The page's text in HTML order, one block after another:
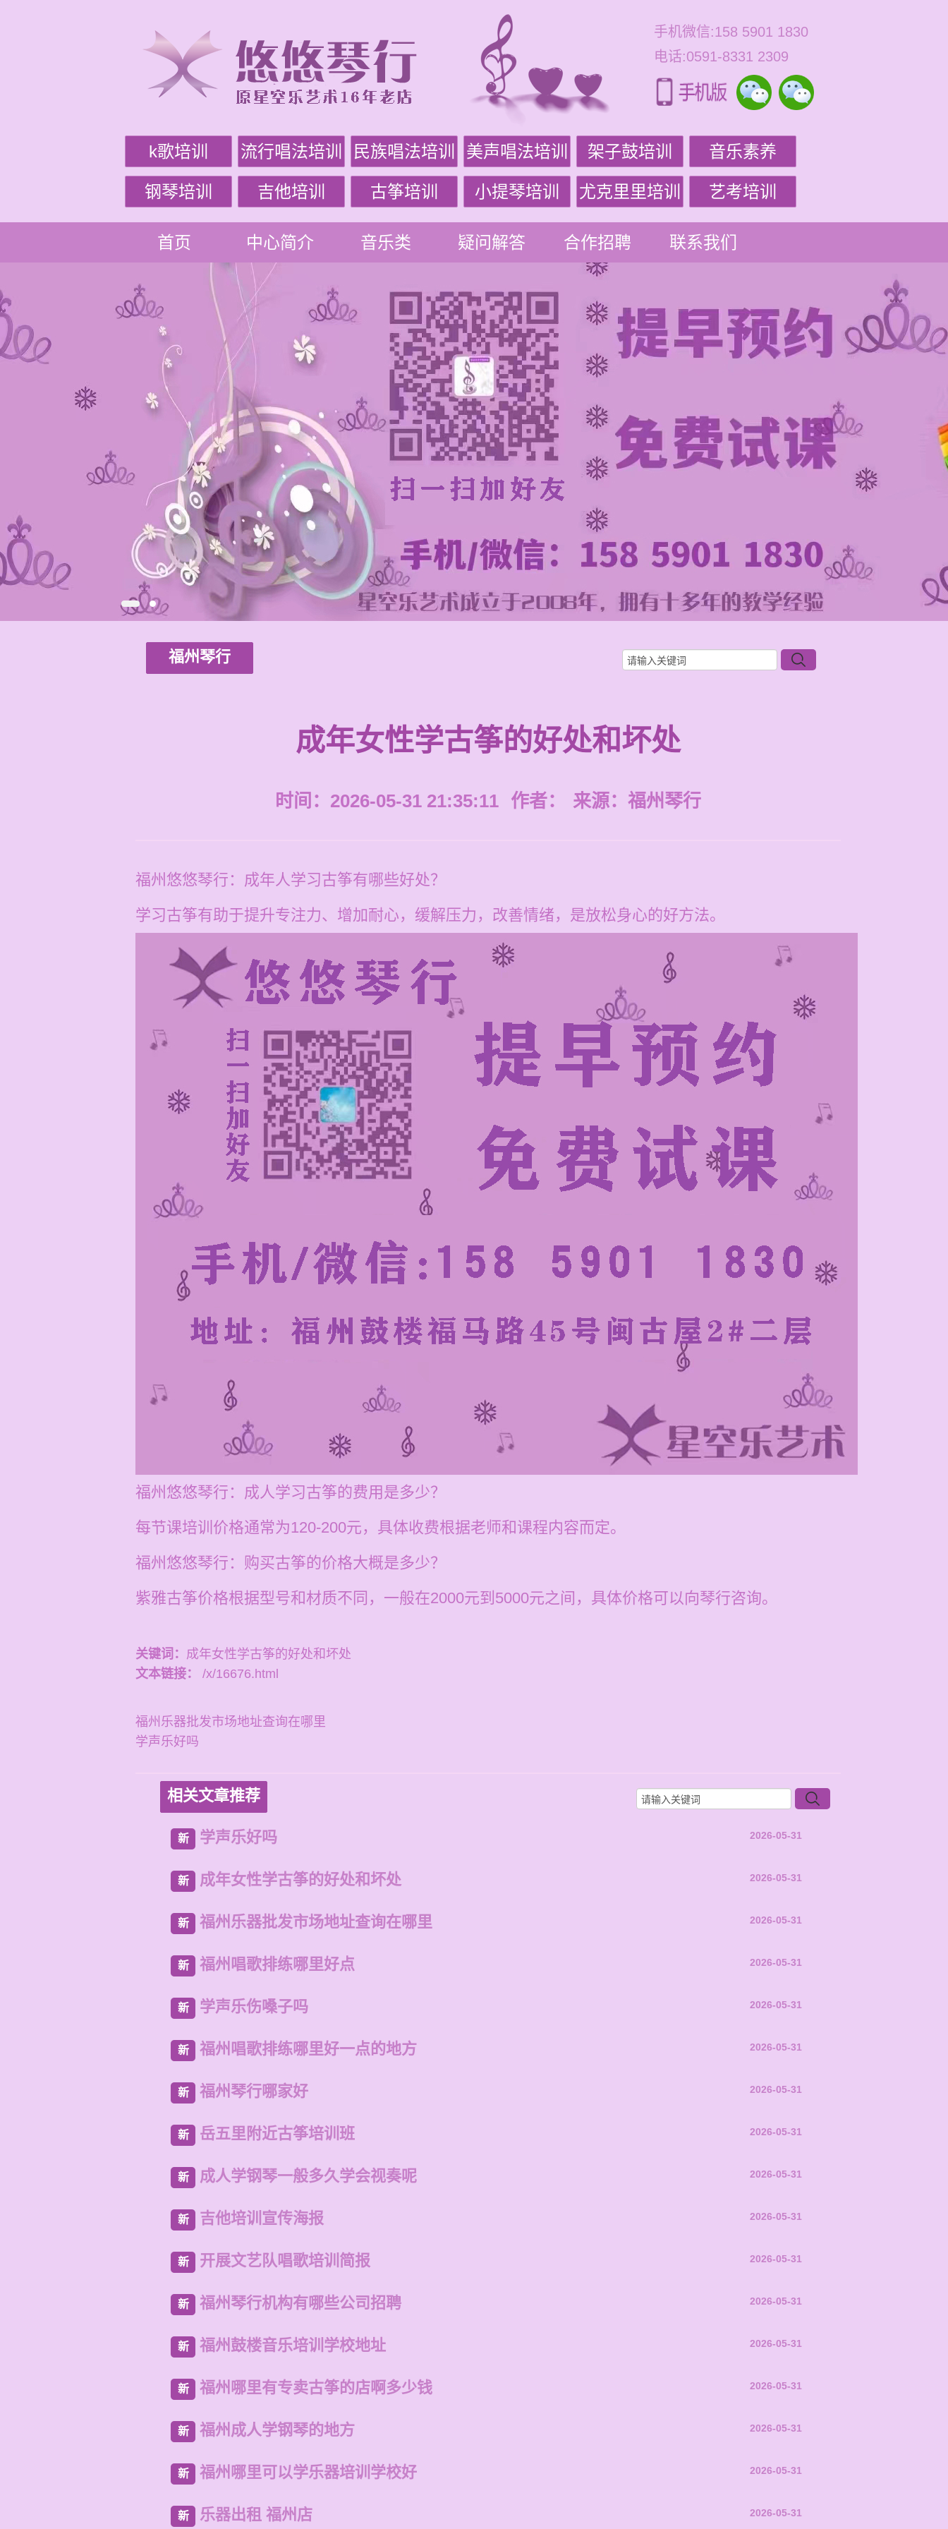
手机微信:158 5901 1830
电话:0591-8331 2309
k歌培训 流行唱法培训 民族唱法培训 美声唱法培训 架子鼓培训 音乐素养
钢琴培训 吉他培训 古筝培训 小提琴培训 尤克里里培训 艺考培训
首页 中心简介 音乐类 疑问解答 合作招聘 联系我们
福州琴行
成年女性学古筝的好处和坏处
时间：2026-05-31 21:35:11 作者： 来源： 福州琴行
福州悠悠琴行：成年人学习古筝有哪些好处？
学习古筝有助于提升专注力、增加耐心，缓解压力，改善情绪，是放松身心的好方法。
福州悠悠琴行：成人学习古筝的费用是多少？
每节课培训价格通常为120-200元，具体收费根据老师和课程内容而定。
福州悠悠琴行：购买古筝的价格大概是多少？
紫雅古筝价格根据型号和材质不同，一般在2000元到5000元之间，具体价格可以向琴行咨询。
关键词： 成年女性学古筝的好处和坏处
文本链接：
/x/16676.html
福州乐器批发市场地址查询在哪里
学声乐好吗
相关文章推荐
新 学声乐好吗 2026-05-31
新 成年女性学古筝的好处和坏处 2026-05-31
新 福州乐器批发市场地址查询在哪里 2026-05-31
新 福州唱歌排练哪里好点 2026-05-31
新 学声乐伤嗓子吗 2026-05-31
新 福州唱歌排练哪里好一点的地方 2026-05-31
新 福州琴行哪家好 2026-05-31
新 岳五里附近古筝培训班 2026-05-31
新 成人学钢琴一般多久学会视奏呢 2026-05-31
新 吉他培训宣传海报 2026-05-31
新 开展文艺队唱歌培训简报 2026-05-31
新 福州琴行机构有哪些公司招聘 2026-05-31
新 福州鼓楼音乐培训学校地址 2026-05-31
新 福州哪里有专卖古筝的店啊多少钱 2026-05-31
新 福州成人学钢琴的地方 2026-05-31
新 福州哪里可以学乐器培训学校好 2026-05-31
新 乐器出租 福州店 2026-05-31